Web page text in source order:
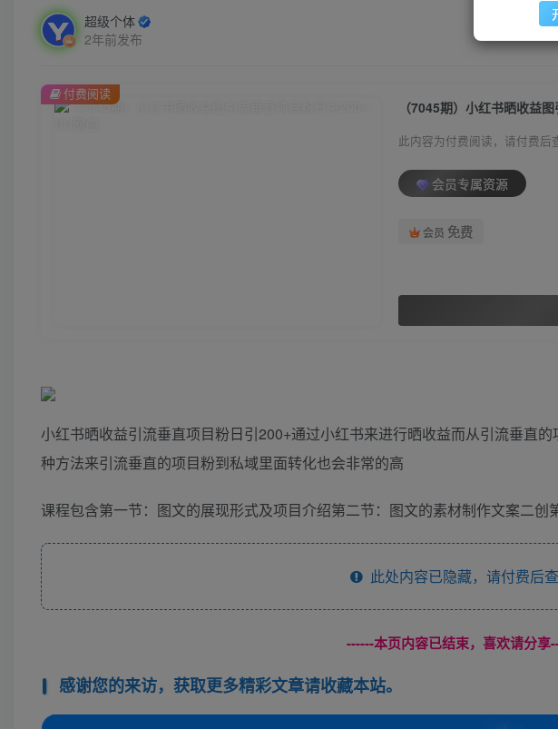
超级个体
2年前发布
（7045期）小红书晒收益
此内容为付费阅读，请付费后
会员专属资源
会员 免费
付费阅读
小红书晒收益引流垂直项目粉日引200+通过小红书来进行晒收益而从引流垂直
种方法来引流垂直的项目粉到私域里面转化也会非常的高
课程包含第一节：图文的展现形式及项目介绍第二节：图文的素材制作文案二创
此处内容已隐藏，请付费后
------本页内容已结束，喜欢请分享
感谢您的来访，获取更多精彩文章请收藏本站。